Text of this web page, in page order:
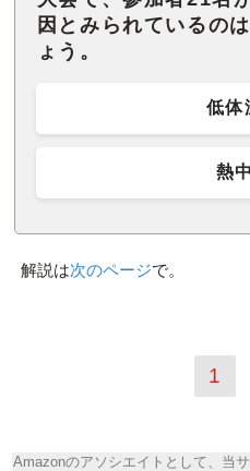
因とみられているの
ょう。
低体
熱
解説は次のページで。
1
Amazonのアソシエイトとして、当